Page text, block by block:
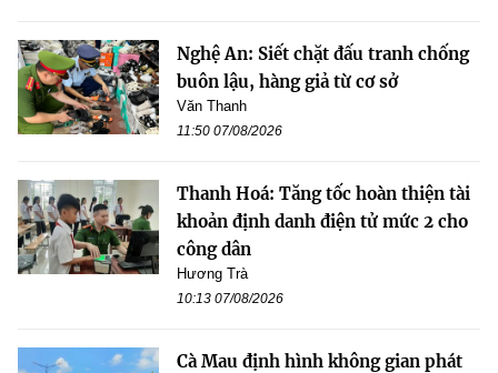
Nghệ An: Siết chặt đấu tranh chống
buôn lậu, hàng giả từ cơ sở
Văn Thanh
11:50 07/08/2026
Thanh Hoá: Tăng tốc hoàn thiện tài
khoản định danh điện tử mức 2 cho
công dân
Hương Trà
10:13 07/08/2026
Cà Mau định hình không gian phát